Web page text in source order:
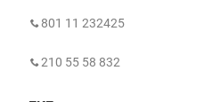
801 11 232425
210 55 58 832